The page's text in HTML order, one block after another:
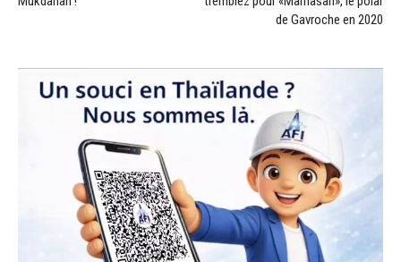
de Gavroche en 2020